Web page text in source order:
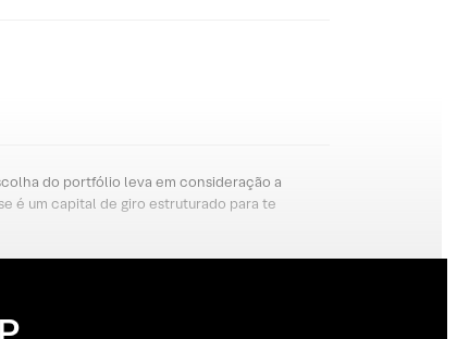
do portfólio leva em consideração a
é um capital de giro estruturado para te